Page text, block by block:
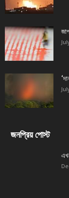
জনপ্রিয় পোস্ট